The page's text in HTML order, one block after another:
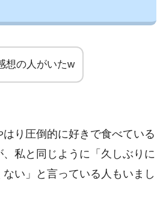
想の人がいたw
り圧倒的に好きで食べている
、私と同じように「久しぶりに
い」と言っている人もいまし